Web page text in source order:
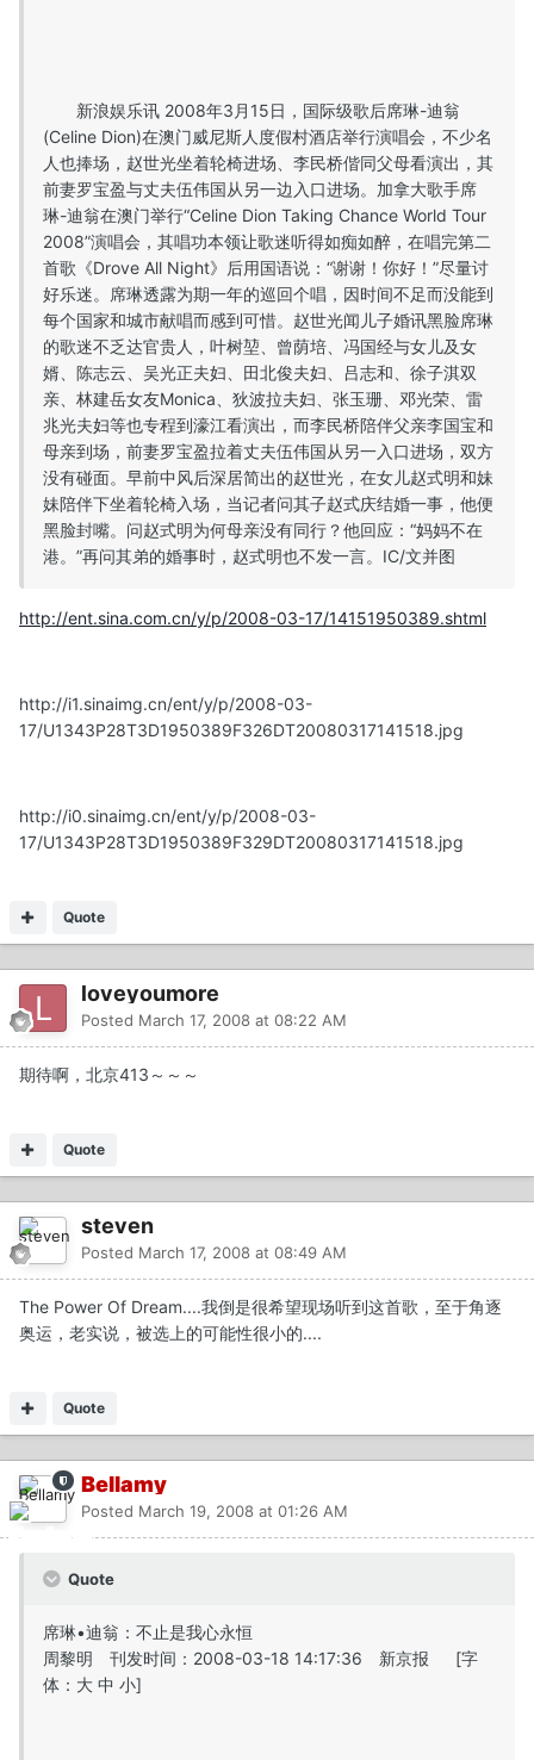
新浪娱乐讯 2008年3月15日，国际级歌后席琳-迪翁
(Celine Dion)在澳门威尼斯人度假村酒店举行演唱会，不少名
人也捧场，赵世光坐着轮椅进场、李民桥偕同父母看演出，其
前妻罗宝盈与丈夫伍伟国从另一边入口进场。加拿大歌手席
琳-迪翁在澳门举行“Celine Dion Taking Chance World Tour
2008”演唱会，其唱功本领让歌迷听得如痴如醉，在唱完第二
首歌《Drove All Night》后用国语说：“谢谢！你好！”尽量讨
好乐迷。席琳透露为期一年的巡回个唱，因时间不足而没能到
每个国家和城市献唱而感到可惜。赵世光闻儿子婚讯黑脸席琳
的歌迷不乏达官贵人，叶树堃、曾荫培、冯国经与女儿及女
婿、陈志云、吴光正夫妇、田北俊夫妇、吕志和、徐子淇双
亲、林建岳女友Monica、狄波拉夫妇、张玉珊、邓光荣、雷
兆光夫妇等也专程到濠江看演出，而李民桥陪伴父亲李国宝和
母亲到场，前妻罗宝盈拉着丈夫伍伟国从另一入口进场，双方
没有碰面。早前中风后深居简出的赵世光，在女儿赵式明和妹
妹陪伴下坐着轮椅入场，当记者问其子赵式庆结婚一事，他便
黑脸封嘴。问赵式明为何母亲没有同行？他回应：“妈妈不在
港。”再问其弟的婚事时，赵式明也不发一言。IC/文并图
http://ent.sina.com.cn/y/p/2008-03-17/14151950389.shtml
http://i1.sinaimg.cn/ent/y/p/2008-03-
17/U1343P28T3D1950389F326DT20080317141518.jpg
http://i0.sinaimg.cn/ent/y/p/2008-03-
17/U1343P28T3D1950389F329DT20080317141518.jpg
Quote
loveyoumore
Posted March 17, 2008 at 08:22 AM
期待啊，北京413～～～
Quote
steven
Posted March 17, 2008 at 08:49 AM
The Power Of Dream....我倒是很希望现场听到这首歌，至于角逐
奥运，老实说，被选上的可能性很小的....
Quote
Bellamy
Posted March 19, 2008 at 01:26 AM
Quote
席琳•迪翁：不止是我心永恒
周黎明 刊发时间：2008-03-18 14:17:36 新京报 [字
体：大 中 小]